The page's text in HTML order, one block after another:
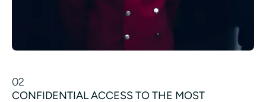
02
CONFIDENTIAL ACCESS TO THE MOST